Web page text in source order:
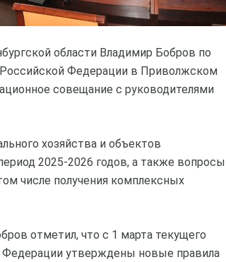
области Владимир Бобров по
Федерации в Приволжском
совещание с руководителями
хозяйства и объектов
2025-2026 годов, а также вопросы
числе получения комплексных
отметил, что с 1 марта текущего
Федерации утверждены новые правила